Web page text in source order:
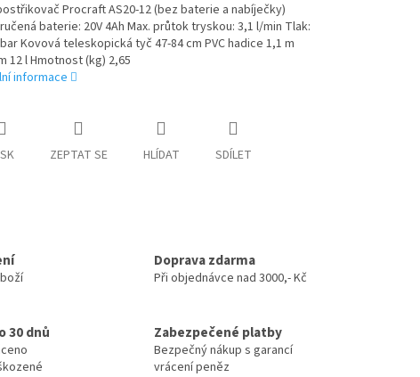
Procraft AS20-12 (bez baterie a nabíječky)
baterie: 20V 4Ah Max. průtok tryskou: 3,1 l/min Tlak:
Kovová teleskopická tyč 47-84 cm PVC hadice 1,1 m
12 l Hmotnost (kg) 2,65
informace
ZEPTAT SE HLÍDAT SDÍLET
Doprava zdarma
Při objednávce nad 3000,- Kč
30 dnů Zabezpečené platby
Bezpečný nákup s garancí
vrácení peněz